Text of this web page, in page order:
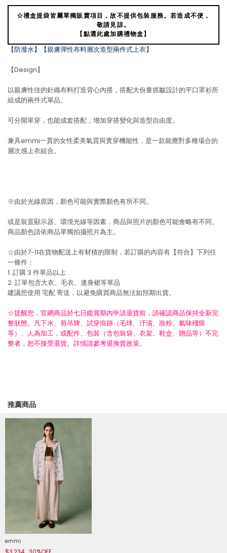
☆禮盒提袋皆屬單獨販賣項目，故不提供包裝服務。若造成不便，
敬請見諒。
【點選此處加購禮物盒】
【防潑水】【親膚彈性布料層次造型兩件式上衣】
【Design】
以親膚性佳的針織布料打造背心內搭，搭配大份量抓皺設計的平口罩衫所
組成的兩件式單品。
可分開單穿，也能成套搭配，增加穿搭變化與造型自由度。
兼具emmi一貫的女性柔美氣質與實穿機能性，是一款能應對多種場合的
層次感上衣組合。
※由於光線原因，顏色可能與實際顏色有所不同。
或是裝置顯示器、環境光線等因素，商品與照片的顏色可能會略有不同。
商品顏色請依商品單獨拍攝照片為主。
☆由於7-11在貨物配送上有材積的限制，若訂購的內容有【符合】下列任
一條件：
1. 訂購 3 件單品以上
2. 訂單包含大衣、毛衣、連身裙等單品
建議您使用 宅配寄送，以避免購買商品無法如預期出貨。
☆提醒您，官網商品於七日鑑賞期內申請退貨前，請確認商品保持全新完
整狀態。凡下水、剪吊牌、試穿痕跡（毛球、汙漬、妝粉、氣味殘留
等）、人為加工，或配件、包裝（含包裝袋、衣架、鞋盒、贈品等）不完
整者，恕不接受退貨。詳情請參考退換貨政策。
推薦商品
emmi